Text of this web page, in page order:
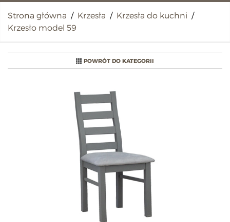
Strona główna / Krzesła / Krzesła do kuchni /
Krzesło model 59
POWRÓT DO KATEGORII